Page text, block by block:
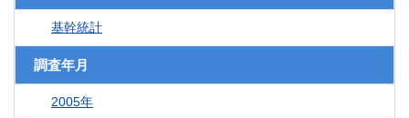
基幹統計
調査年月
2005年